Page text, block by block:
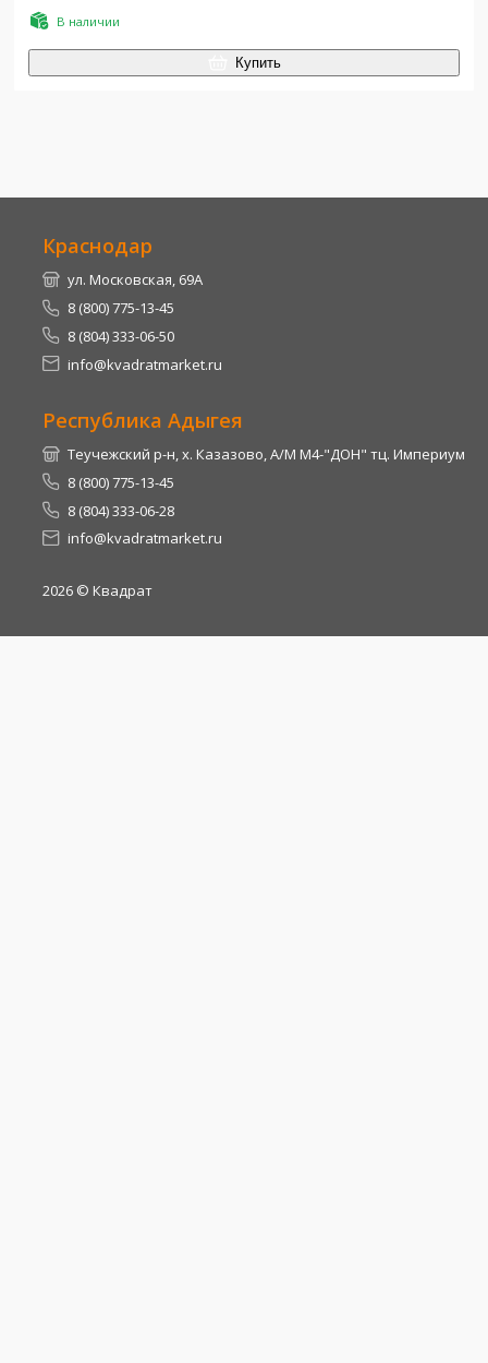
В наличии
Купить
Краснодар
ул. Московская, 69А
8 (800) 775-13-45
8 (804) 333-06-50
info@kvadratmarket.ru
Республика Адыгея
Теучежский р-н, х. Казазово, А/М М4-"ДОН" тц. Империум
8 (800) 775-13-45
8 (804) 333-06-28
info@kvadratmarket.ru
2026 © Квадрат